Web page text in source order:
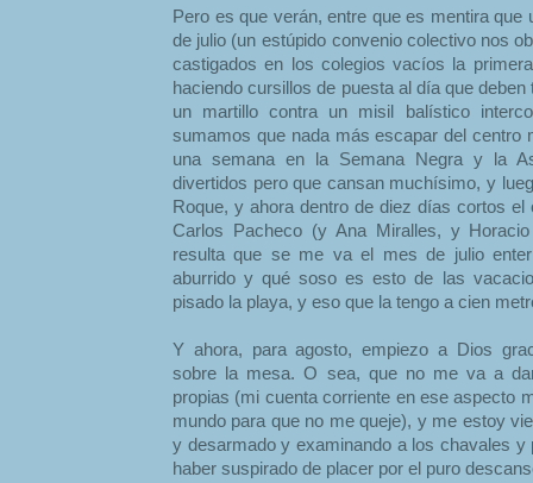
Pero es que verán, entre que es mentira que
de julio (un estúpido convenio colectivo nos
castigados en los colegios vacíos la
haciendo cursillos de puesta al día que
un martillo contra un misil balístico
sumamos que nada más escapar del centro
una semana en la Semana Negra y la
divertidos pero que cansan muchísimo, y
Roque, y ahora dentro de diez días cortos
Carlos Pacheco (y Ana Miralles, y
resulta que se me va el mes de julio
aburrido y qué soso es esto de las
pisado la playa, y eso que la tengo a cien
Y ahora, para agosto, empiezo a Dios
sobre la mesa. O sea, que no me va a
propias (mi cuenta corriente en ese aspecto
mundo para que no me queje), y me estoy
y desarmado y examinando a los chavales y
haber suspirado de placer por el puro